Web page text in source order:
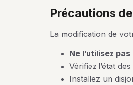
précautions
La modification de
Ne l’utilisez
Vérifiez l’état
Installez un